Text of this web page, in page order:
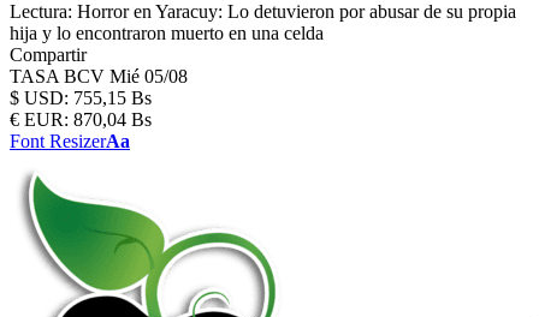
Lectura: Horror en Yaracuy: Lo detuvieron por abusar de su propia
hija y lo encontraron muerto en una celda
Compartir
TASA BCV Mié 05/08
$ USD: 755,15 Bs
€ EUR: 870,04 Bs
Font ResizerAa